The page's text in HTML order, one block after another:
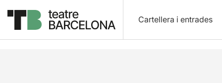
Cartellera i entrades
Descripció Fitxa artística